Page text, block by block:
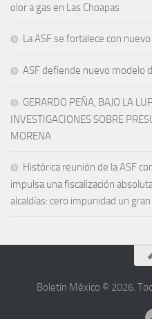
olor a gas en Las Choapas
La ASF se fortalece con
ASF defiende nuevo modelo
GERARDO PEÑA, BAJO LA
INVESTIGACIONES SOBRE
MORENA
Histórica reunión de la ASF
impulsa una fiscalización
alcaldías: cero impunidad un
Boletín México © 2026.